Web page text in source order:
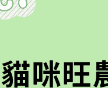
貓咪旺